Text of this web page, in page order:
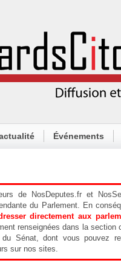
Événements
de NosDeputes.fr et
du Parlement. En
directement aux
renseignées dans la
Sénat, dont vous pouvez
sur nos sites.